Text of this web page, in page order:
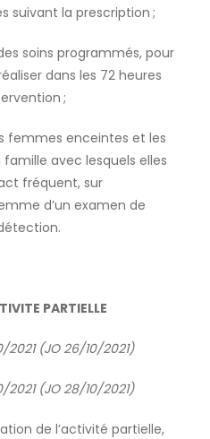
suivant la prescription ;
soins programmés, pour
dans les 72 heures
;
femmes enceintes et les
avec lesquels elles
fréquent, sur
d’un examen de
PARTIELLE
2021 (JO 26/10/2021)
2021 (JO 28/10/2021)
de l’activité partielle,